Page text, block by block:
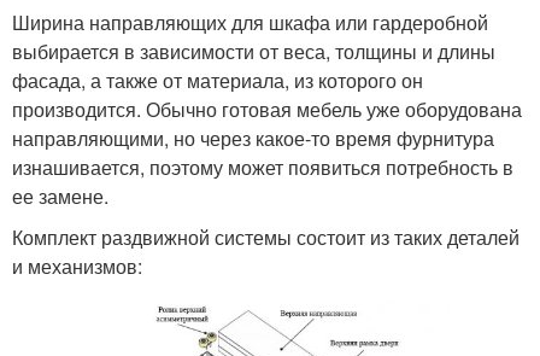
Ширина направляющих для шкафа или гардеробной
выбирается в зависимости от веса, толщины и длины
фасада, а также от материала, из которого он
производится. Обычно готовая мебель уже оборудована
направляющими, но через какое-то время фурнитура
изнашивается, поэтому может появиться потребность в
ее замене.
Комплект раздвижной системы состоит из таких деталей
и механизмов: